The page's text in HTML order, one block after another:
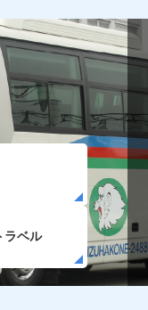
ラベル